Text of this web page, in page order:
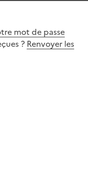
mot de passe
? Renvoyer les